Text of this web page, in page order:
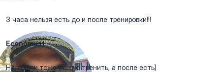
3 часа нельзя есть до и после тренировки!!!
Economust16 мая
На тощак тоже иожно тренить, а после есть)